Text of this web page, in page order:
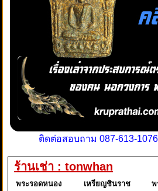
ติดต่อสอบถาม 087-613-
ร้านเช่า : tonwhan
พระรอดหนอง
เหรียญชินราช
พ